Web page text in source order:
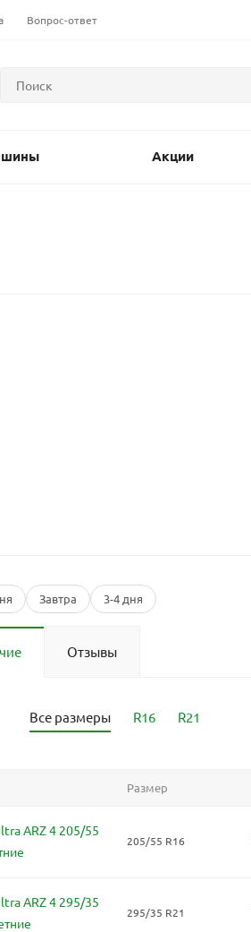
Вопрос-ответ
шины Акции
Завтра 3-4 дня
Отзывы
Все размеры R16 R21
Размер
ARZ 4 205/55
205/55 R16
ARZ 4 295/35
295/35 R21